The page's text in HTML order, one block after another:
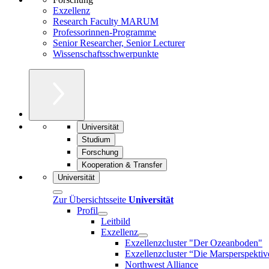
Exzellenz
Research Faculty MARUM
Professorinnen-Programme
Senior Researcher, Senior Lecturer
Wissenschaftsschwerpunkte
Universität
Studium
Forschung
Kooperation & Transfer
Universität
Zur Übersichtsseite Universität
Profil
Leitbild
Exzellenz
Exzellenzcluster "Der Ozeanboden"
Exzellenzcluster “Die
Northwest Alliance